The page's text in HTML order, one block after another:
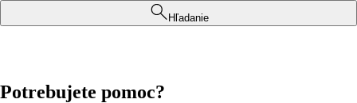
Hľadanie
Potrebujete pomoc?